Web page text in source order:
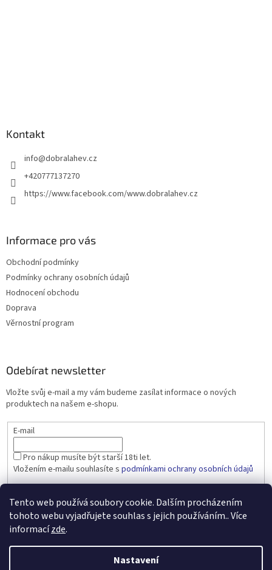
Tento web používá soubory cookie. Dalším procházením
tohoto webu vyjadřujete souhlas s jejich používáním.. Více
informacízde.
Nastavení
Kontakt
info@dobralahev.cz
+420777137270
https://www.facebook.com/www.dobralahev.cz
Informace pro vás
Obchodní podmínky
Podmínky ochrany osobních údajů
Hodnocení obchodu
Doprava
Věrnostní program
Odebírat newsletter
Vložte svůj e-mail a my vám budeme zasílat informace o nových
produktech na našem e-shopu.
E-mail
Pro nákup musíte být starší 18ti let.
Vložením e-mailu souhlasíte s podmínkami ochrany osobních údajů
PŘIHLÁSIT SE